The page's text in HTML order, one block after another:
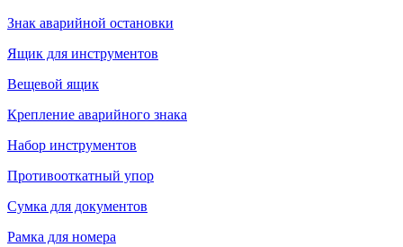
Знак аварийной остановки
Ящик для инструментов
Вещевой ящик
Крепление аварийного знака
Набор инструментов
Противооткатный упор
Сумка для документов
Рамка для номера